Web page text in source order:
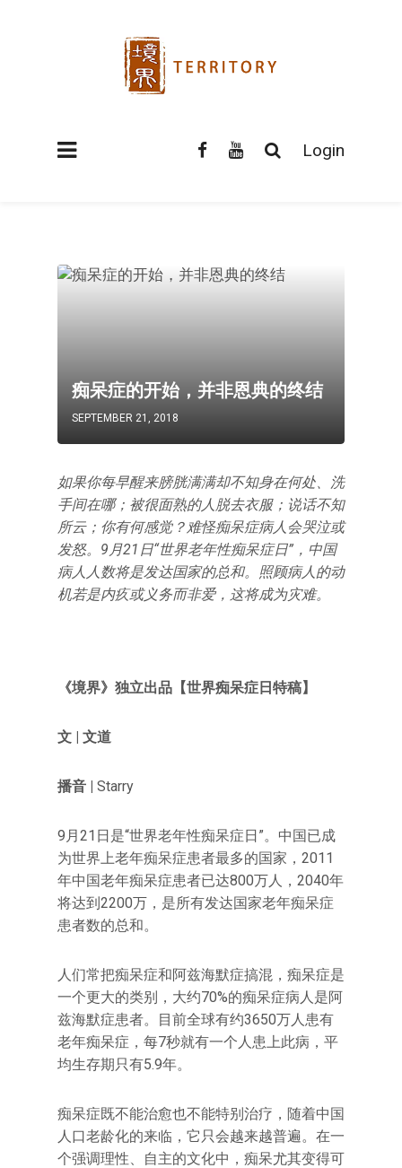
Login
痴呆症的开始，并非恩典的终结
SEPTEMBER 21, 2018
如果你每早醒来膀胱满满却不知身在何处、洗
手间在哪；被很面熟的人脱去衣服；说话不知
所云；你有何感觉？难怪痴呆症病人会哭泣或
发怒。9月21日“世界老年性痴呆症日”，中国
病人人数将是发达国家的总和。照顾病人的动
机若是内疚或义务而非爱，这将成为灾难。
《境界》独立出品【世界痴呆症日特稿】
文 | 文道
播音 | Starry
9月21日是“世界老年性痴呆症日”。中国已成
为世界上老年痴呆症患者最多的国家，2011
年中国老年痴呆症患者已达800万人，2040年
将达到2200万，是所有发达国家老年痴呆症
患者数的总和。
人们常把痴呆症和阿兹海默症搞混，痴呆症是
一个更大的类别，大约70%的痴呆症病人是阿
兹海默症患者。目前全球有约3650万人患有
老年痴呆症，每7秒就有一个人患上此病，平
均生存期只有5.9年。
痴呆症既不能治愈也不能特别治疗，随着中国
人口老龄化的来临，它只会越来越普遍。在一
个强调理性、自主的文化中，痴呆尤其变得可